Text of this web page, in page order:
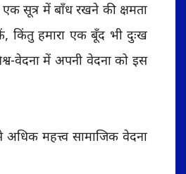
सूत्र में बाँध रखने की क्षमता
किंतु हमारा एक बूँद भी दुःख
वेदना में अपनी वेदना को इस
अधिक महत्त्व सामाजिक वेदना